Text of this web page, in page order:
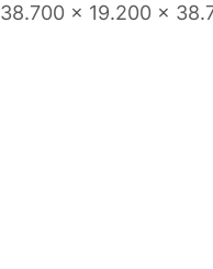
38.700 x 19.200 x